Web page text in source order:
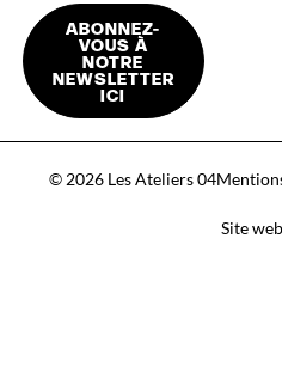
ABONNEZ-
VOUS À
NOTRE
NEWSLETTER
ICI
© 2026 Les Ateliers 04
Site